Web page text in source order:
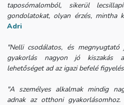
taposómalomból, sikerül
gondolatokat, olyan érzés, mintha
Adri
"Nelli csodálatos, és
gyakorlás nagyon jó kiszakás
lehetőséget ad az igazi befelé
"A személyes alkalmak mindig
adnak az otthoni